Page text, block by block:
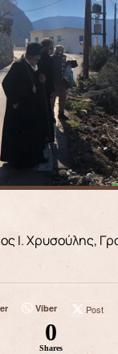
Ι. Χρυσούλης,
Viber Post
0
Shares